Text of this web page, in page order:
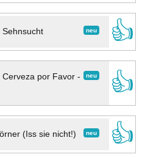
neu
Sehnsucht
👍
neu
Cerveza por Favor -
👍
neu
(Iss sie nicht!)
👍